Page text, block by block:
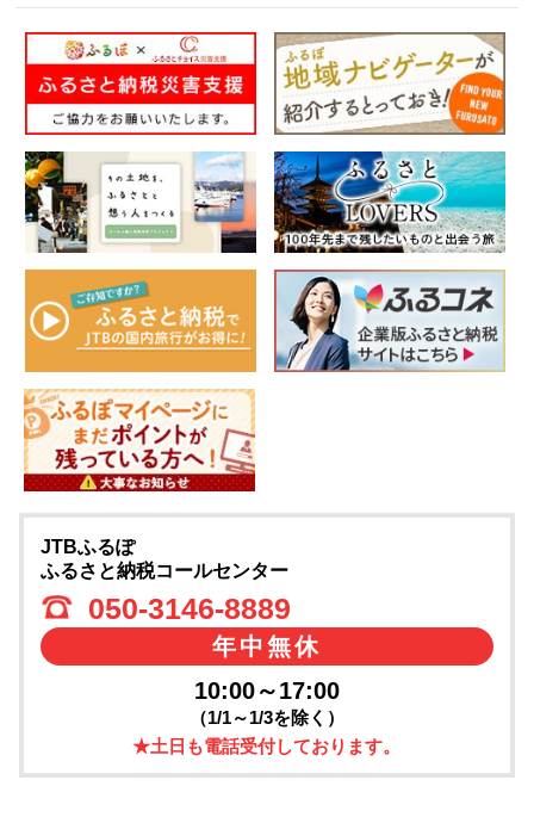
JTBふるぽ
ふるさと納税コールセンター
050-3146-8889
年中無休
10:00～17:00
（1/1～1/3を除く）
★土日も電話受付しております。